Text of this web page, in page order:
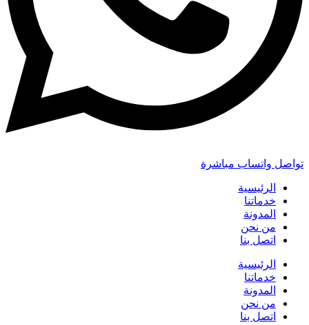
تواصل واتساب مباشرة
الرئيسية
خدماتنا
المدونة
من نحن
اتصل بنا
الرئيسية
خدماتنا
المدونة
من نحن
اتصل بنا